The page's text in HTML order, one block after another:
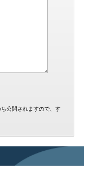
公開されますので、す